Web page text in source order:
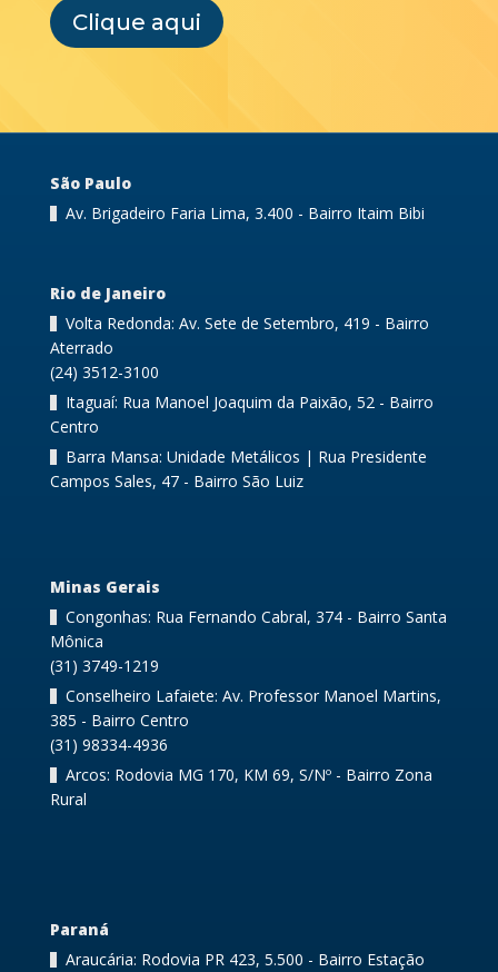
Clique aqui
São Paulo
Av. Brigadeiro Faria Lima, 3.400 - Bairro Itaim Bibi
Rio de Janeiro
Volta Redonda: Av. Sete de Setembro, 419 - Bairro
Aterrado
(24) 3512-3100
Itaguaí: Rua Manoel Joaquim da Paixão, 52 - Bairro
Centro
Barra Mansa: Unidade Metálicos | Rua Presidente
Campos Sales, 47 - Bairro São Luiz
Minas Gerais
Congonhas: Rua Fernando Cabral, 374 - Bairro Santa
Mônica
(31) 3749-1219
Conselheiro Lafaiete: Av. Professor Manoel Martins,
385 - Bairro Centro
(31) 98334-4936
Arcos: Rodovia MG 170, KM 69, S/Nº - Bairro Zona
Rural
Paraná
Araucária: Rodovia PR 423, 5.500 - Bairro Estação